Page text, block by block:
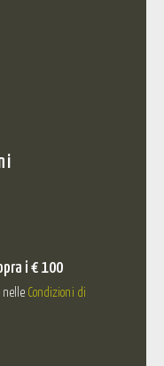
i € 100
nelle Condizioni di